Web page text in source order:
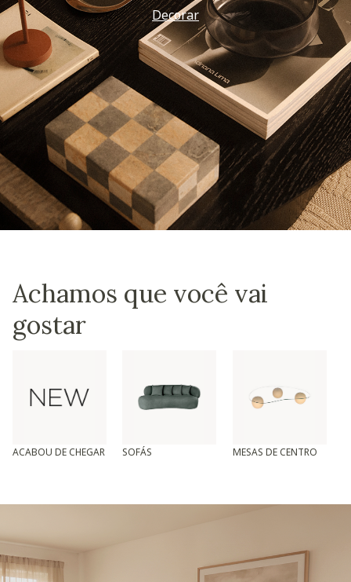
Decorar
Achamos que você vai
gostar
ACABOU DE CHEGAR SOFÁS MESAS DE CENTRO